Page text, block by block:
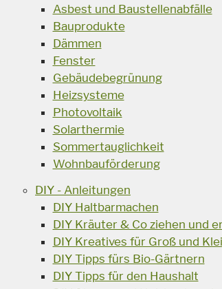
Asbest und Baustellenabfälle
Bauprodukte
Dämmen
Fenster
Gebäudebegrünung
Heizsysteme
Photovoltaik
Solarthermie
Sommertauglichkeit
Wohnbauförderung
DIY - Anleitungen
DIY Haltbarmachen
DIY Kräuter & Co ziehen und
DIY Kreatives für Groß und
DIY Tipps fürs Bio-Gärtnern
DIY Tipps für den Haushalt